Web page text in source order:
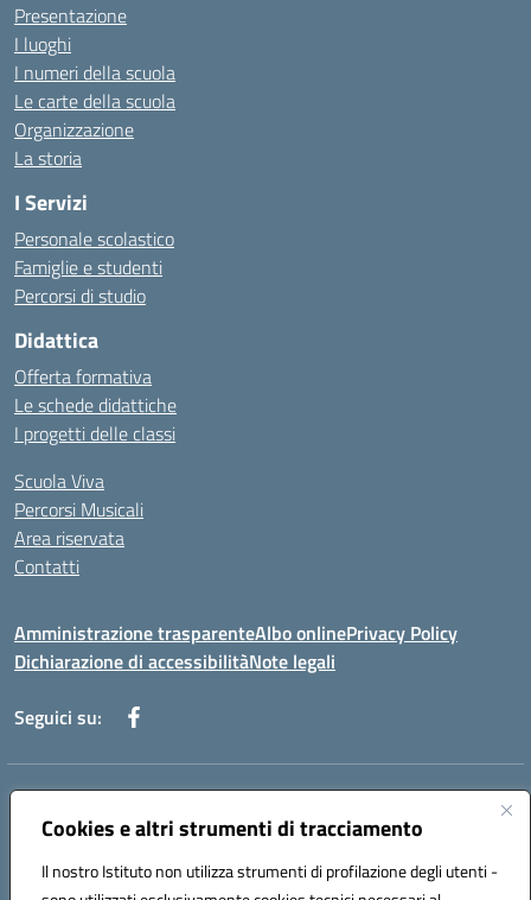
Cookies e altri strumenti di tracciamento
Il nostro Istituto non utilizza strumenti di profilazione degli utenti -
Presentazione
I luoghi
I numeri della scuola
Le carte della scuola
Organizzazione
La storia
I Servizi
Personale scolastico
Famiglie e studenti
Percorsi di studio
Didattica
Offerta formativa
Le schede didattiche
I progetti delle classi
Scuola Viva
Percorsi Musicali
Area riservata
Contatti
Amministrazione trasparenteAlbo onlinePrivacy Policy
Dichiarazione di accessibilitàNote legali
Seguici su:
Indirizzo:
Centralino:089868360 Email:saic857007@istruzione.it
Codice fiscale: 80025860653